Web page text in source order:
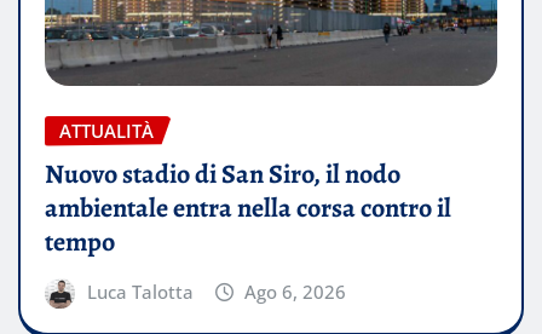
ATTUALITÀ
Nuovo stadio di San Siro, il nodo
ambientale entra nella corsa contro il
tempo
Luca Talotta Ago 6, 2026